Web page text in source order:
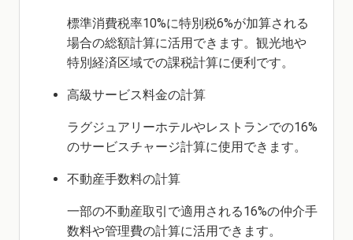
標準消費税率10%に特別税6%が加算される
場合の総額計算に活用できます。観光地や
特別経済区域での課税計算に便利です。
高級サービス料金の計算
ラグジュアリーホテルやレストランでの16%
のサービスチャージ計算に使用できます。
不動産手数料の計算
一部の不動産取引で適用される16%の仲介手
数料や管理費の計算に活用できます。